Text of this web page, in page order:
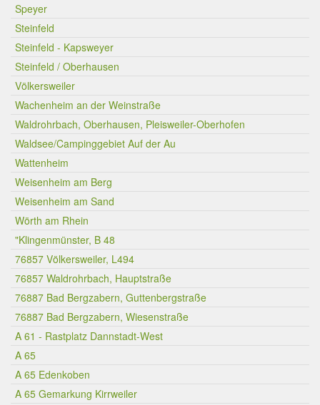
Speyer
Steinfeld
Steinfeld - Kapsweyer
Steinfeld / Oberhausen
Völkersweiler
Wachenheim an der Weinstraße
Waldrohrbach, Oberhausen, Pleisweiler-Oberhofen
Waldsee/Campinggebiet Auf der Au
Wattenheim
Weisenheim am Berg
Weisenheim am Sand
Wörth am Rhein
"Klingenmünster, B 48
76857 Völkersweiler, L494
76857 Waldrohrbach, Hauptstraße
76887 Bad Bergzabern, Guttenbergstraße
76887 Bad Bergzabern, Wiesenstraße
A 61 - Rastplatz Dannstadt-West
A 65
A 65 Edenkoben
A 65 Gemarkung Kirrweiler